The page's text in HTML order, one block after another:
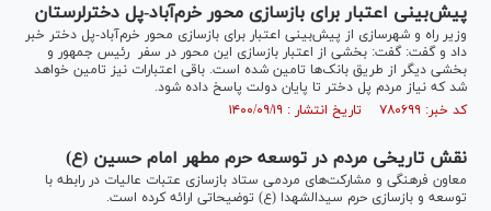
پیش‌بینی اعتبار برای بازسازی محور خرم‌آباد-پل دخترلرستان
وزیر راه و شهرسازی از پیش‌بینی اعتبار برای بازسازی محور خرم‌آباد-پل دختر خبر
داد و گفت: گفت: بخشی از اعتبار بازسازی این محور در سفر رئیس جمهور و
بخشی دیگر از طریق بانک‌ها تامین شده است. باقی اعتبارات نیز تامین خواهد
شد که نیاز مردم پل دختر تا پایان دولت پاسخ داده شود.
کد خبر: ۷۸۰۶۹۹ تاریخ انتشار : ۱۴۰۰/۰۹/۱۹
نقش تاریخی مردم در توسعه حرم مطهر امام حسین (ع)
معاون فرهنگی و مشارکت‌های مردمی ستاد باز‌سازی عتبات عالیات در رابطه با
توسعه و بازسازی حرم سیدالشهدا (ع) توضیحاتی ارائه کرده است.